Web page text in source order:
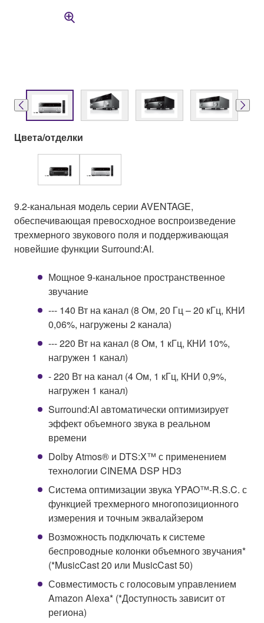
Цвета/отделки
9.2-канальная модель серии AVENTAGE,
обеспечивающая превосходное воспроизведение
трехмерного звукового поля и поддерживающая
новейшие функции Surround:AI.
Мощное 9-канальное пространственное
звучание
--- 140 Вт на канал (8 Ом, 20 Гц – 20 кГц, КНИ
0,06%, нагружены 2 канала)
--- 220 Вт на канал (8 Ом, 1 кГц, КНИ 10%,
нагружен 1 канал)
- 220 Вт на канал (4 Ом, 1 кГц, КНИ 0,9%,
нагружен 1 канал)
Surround:AI автоматически оптимизирует
эффект объемного звука в реальном
времени
Dolby Atmos® и DTS:X™ с применением
технологии CINEMA DSP HD3
Система оптимизации звука YPAO™-R.S.C. с
функцией трехмерного многопозиционного
измерения и точным эквалайзером
Возможность подключать к системе
беспроводные колонки объемного звучания*
(*MusicCast 20 или MusicCast 50)
Совместимость с голосовым управлением
Amazon Alexa* (*Доступность зависит от
региона)